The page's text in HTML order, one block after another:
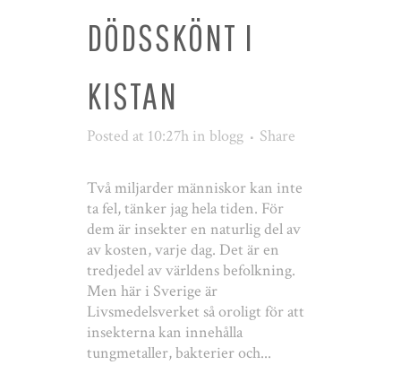
DÖDSSKÖNT I
KISTAN
Posted at 10:27h in blogg Share
Två miljarder människor kan inte
ta fel, tänker jag hela tiden. För
dem är insekter en naturlig del av
av kosten, varje dag. Det är en
tredjedel av världens befolkning.
Men här i Sverige är
Livsmedelsverket så oroligt för att
insekterna kan innehålla
tungmetaller, bakterier och...